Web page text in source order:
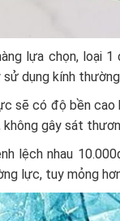
lựa chọn, loại
sử dụng kính
sẽ có độ bền
gây sát
lệch nhau
lực, tuy mỏng